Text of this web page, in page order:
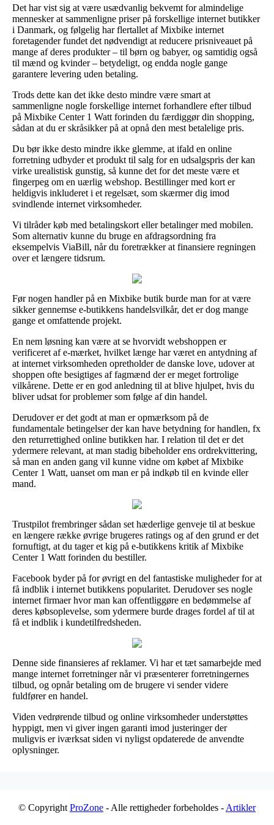
Det har vist sig at være usædvanlig bekvemt for almindelige
mennesker at sammenligne priser på forskellige internet butikker
i Danmark, og følgelig har flertallet af Mixbike internet
foretagender fundet det nødvendigt at reducere prisniveauet på
mange af deres produkter – til børn og babyer, og samtidig også
til mænd og kvinder – betydeligt, og endda nogle gange
garantere levering uden betaling.
Trods dette kan det ikke desto mindre være smart at
sammenligne nogle forskellige internet forhandlere efter tilbud
på Mixbike Center 1 Watt forinden du færdiggør din shopping,
sådan at du er skråsikker på at opnå den mest betalelige pris.
Du bør ikke desto mindre ikke glemme, at ifald en online
forretning udbyder et produkt til salg for en udsalgspris der kan
virke urealistisk gunstig, så kunne det for det meste være et
fingerpeg om en uærlig webshop. Bestillinger med kort er
heldigvis inkluderet i et regelsæt, som skærmer dig imod
svindlende internet virksomheder.
Vi tilråder køb med betalingskort eller betalinger med mobilen.
Som alternativ kunne du bruge en afdragsordning fra
eksempelvis ViaBill, når du foretrækker at finansiere regningen
over et længere tidsrum.
Før nogen handler på en Mixbike butik burde man for at være
sikker gennemse e-butikkens handelsvilkår, det er dog mange
gange et omfattende projekt.
En nem løsning kan være at se hvorvidt webshoppen er
verificeret af e-mærket, hvilket længe har været en antydning af
at internet virksomheden opretholder de danske love, udover at
shoppen ofte besigtiges af fagmænd der er meget fortrolige
vilkårene. Dette er en god anledning til at blive hjulpet, hvis du
bliver udsat for problemer som følge af din handel.
Derudover er det godt at man er opmærksom på de
fundamentale betingelser der kan have betydning for handlen, fx
den returrettighed online butikken har. I relation til det er det
ydermere relevant, at man stadig bibeholder ens ordrekvittering,
så man en anden gang vil kunne vidne om købet af Mixbike
Center 1 Watt, uanset om man er på indkøb til en kvinde eller
mand.
Trustpilot frembringer sådan set hæderlige genveje til at beskue
en længere række øvrige brugeres ratings og af den grund er det
fornuftigt, at du tager et kig på e-butikkens kritik af Mixbike
Center 1 Watt forinden du bestiller.
Facebook byder på for øvrigt en del fantastiske muligheder for at
få indblik i internet butikkens popularitet. Derudover ses nogle
internet firmaer hvor man kan offentliggøre en bedømmelse af
deres købsoplevelse, som ydermere burde drages fordel af til at
få et indblik i kundetilfredsheden.
Denne side finansieres af reklamer. Vi har et tæt samarbejde med
mange internet forretninger når vi præsenterer forretningernes
tilbud, og opnår betaling om de brugere vi sender videre
fuldfører en handel.
Viden vedrørende tilbud og online virksomheder understøttes
hyppigt, men vi giver ingen garanti imod justeringer der
muligvis er iværksat siden vi nyligst opdaterede de anvendte
oplysninger.
© Copyright ProZone - Alle rettigheder forbeholdes - Artikler